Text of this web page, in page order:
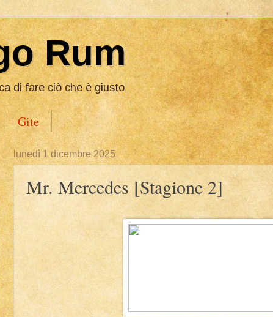
Rum
di fare ciò che è giusto
Gite
lunedì 1 dicembre 2025
Mr. Mercedes [Stagione 2]